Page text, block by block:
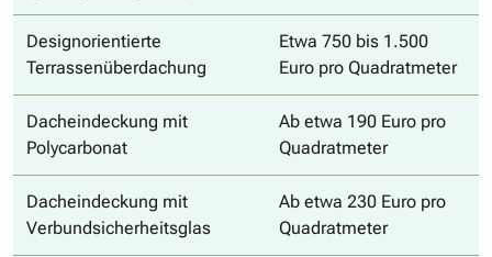
Designorientierte
Terrassenüberdachung
Etwa 750 bis 1.500
Euro pro Quadratmeter
Dacheindeckung mit
Polycarbonat
Ab etwa 190 Euro pro
Quadratmeter
Dacheindeckung mit
Verbundsicherheitsglas
Ab etwa 230 Euro pro
Quadratmeter